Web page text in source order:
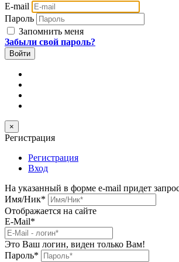
E-mail
Пароль
Запомнить меня
Забыли свой пароль?
×
Регистрация
Регистрация
Вход
На указанный в форме e-mail придет
Имя/Ник*
Отображается на сайте
E-Mail*
Это Ваш логин, виден только Вам!
Пароль*